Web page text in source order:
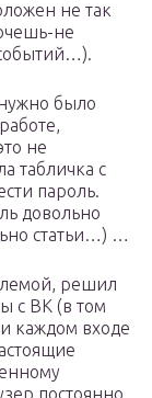
не так
не
было
не
табличка с
пароль.
довольно
статьи…) …
решил
с ВК (в том
каждом входе
постоянно